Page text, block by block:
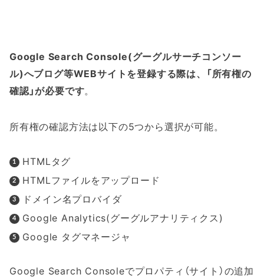
Google Search Console(グーグルサーチコンソー
ル)へブログ等WEBサイトを登録する際は、「所有権の
確認」が必要です。
所有権の確認方法は以下の5つから選択が可能。
HTMLタグ
HTMLファイルをアップロード
ドメイン名プロバイダ
Google Analytics(グーグルアナリティクス)
Google タグマネージャ
Google Search Consoleでプロパティ（サイト）の追加